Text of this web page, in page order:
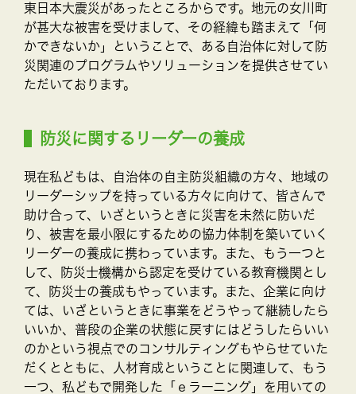
東日本大震災があったところからです。地元の女川町
が甚大な被害を受けまして、その経緯も踏まえて「何
かできないか」ということで、ある自治体に対して防
災関連のプログラムやソリューションを提供させてい
ただいております。
防災に関するリーダーの養成
現在私どもは、自治体の自主防災組織の方々、地域の
リーダーシップを持っている方々に向けて、皆さんで
助け合って、いざというときに災害を未然に防いだ
り、被害を最小限にするための協力体制を築いていく
リーダーの養成に携わっています。また、もう一つと
して、防災士機構から認定を受けている教育機関とし
て、防災士の養成もやっています。また、企業に向け
ては、いざというときに事業をどうやって継続したら
いいか、普段の企業の状態に戻すにはどうしたらいい
のかという視点でのコンサルティングもやらせていた
だくとともに、人材育成ということに関連して、もう
一つ、私どもで開発した「ｅラーニング」を用いての